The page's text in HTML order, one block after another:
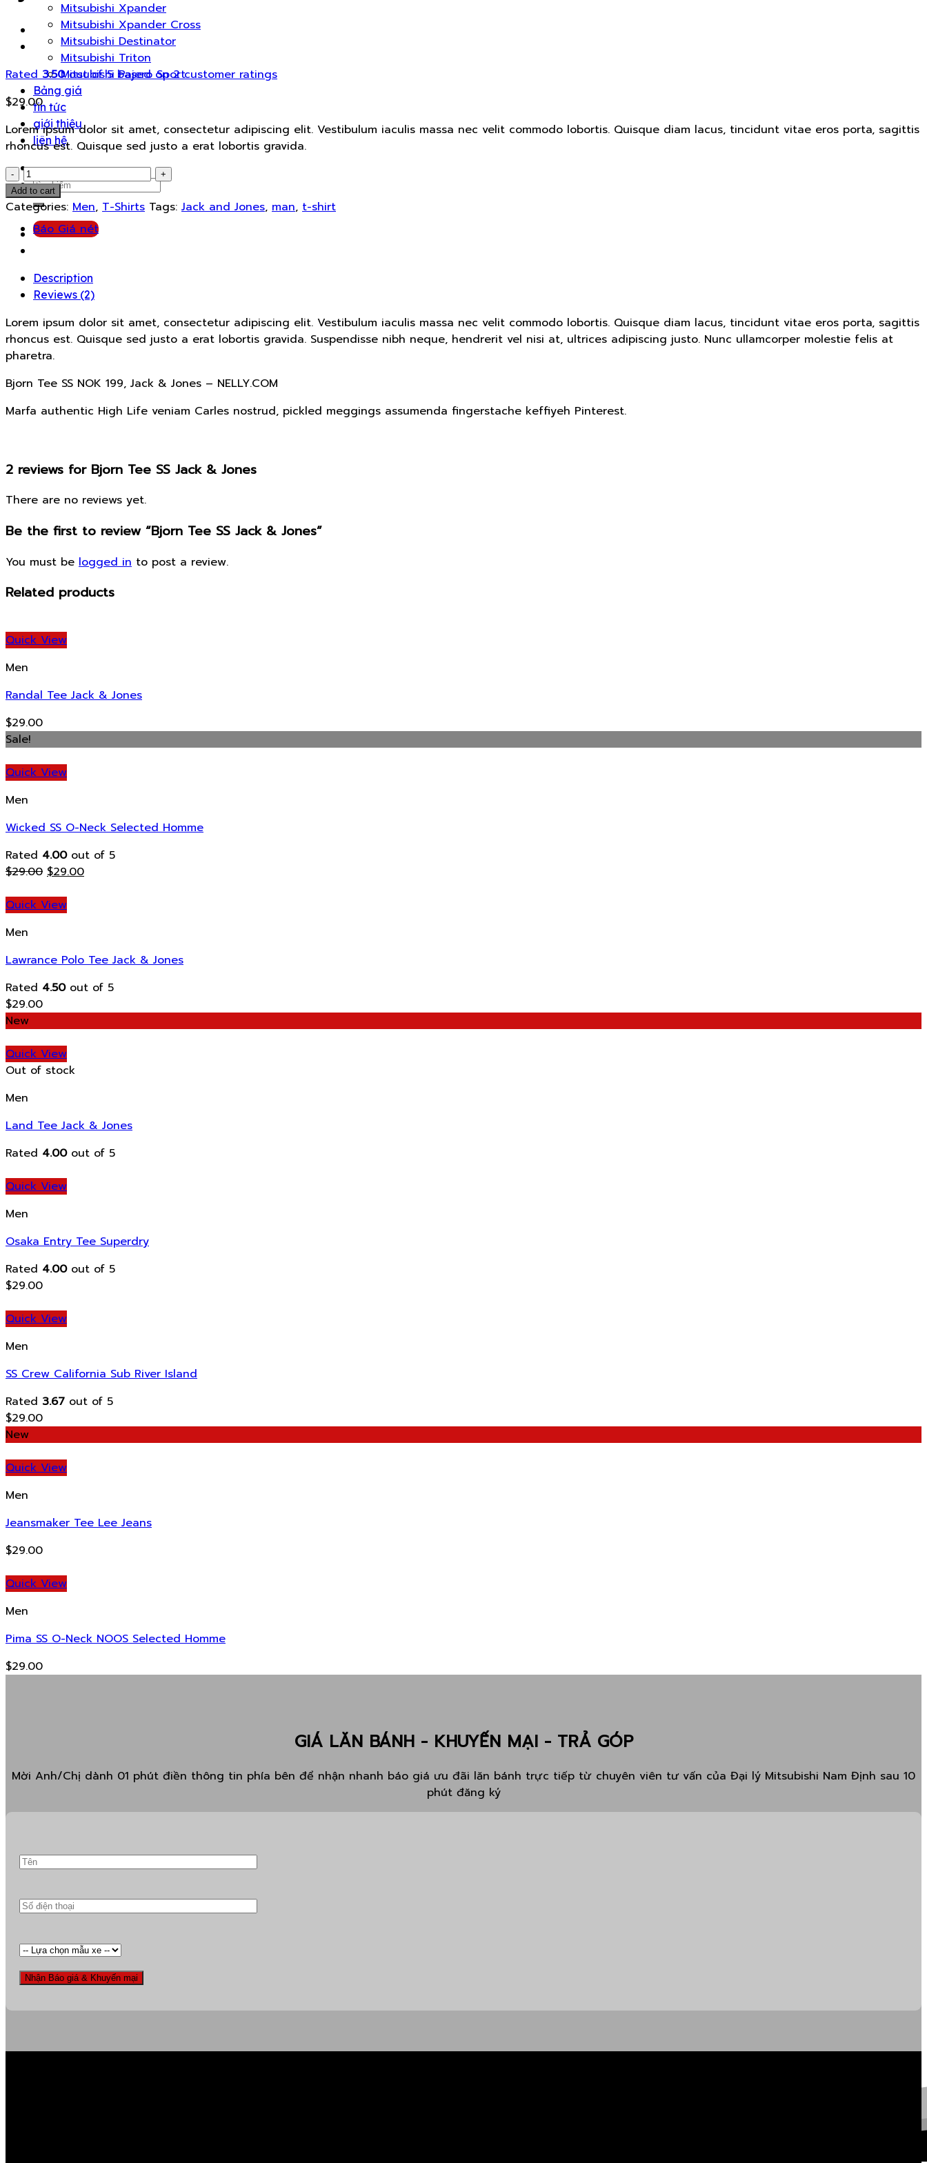
Mitsubishi Xpander
Mitsubishi Xpander Cross
Mitsubishi Destinator
Mitsubishi Triton
Mitsubishi Pajero Sport
Bảng giá
tin tức
giới thiệu
liên hệ
Search
for:
Báo Giá nét
Rated3.50out of 5 based on2customer ratings
$29.00
Lorem ipsum dolor sit amet, consectetur adipiscing elit. Vestibulum iaculis massa nec velit commodo lobortis. Quisque diam lacus, tincidunt vitae eros porta, sagittis
rhoncus est. Quisque sed justo a erat lobortis gravida.
Bjorn
Tee
SS
Jack
&
Jones
quantity
Add to cart
Categories: Men, T-Shirts Tags: Jack and Jones, man, t-shirt
Description
Reviews (2)
Lorem ipsum dolor sit amet, consectetur adipiscing elit. Vestibulum iaculis massa nec velit commodo lobortis. Quisque diam lacus, tincidunt vitae eros porta, sagittis
rhoncus est. Quisque sed justo a erat lobortis gravida. Suspendisse nibh neque, hendrerit vel nisi at, ultrices adipiscing justo. Nunc ullamcorper molestie felis at
pharetra.
Bjorn Tee SS NOK 199, Jack & Jones – NELLY.COM
Marfa authentic High Life veniam Carles nostrud, pickled meggings assumenda fingerstache keffiyeh Pinterest.
2 reviews for Bjorn Tee SS Jack & Jones
There are no reviews yet.
Be the first to review “Bjorn Tee SS Jack & Jones”
You must be logged in to post a review.
Related products
Quick View
Men
Randal Tee Jack & Jones
$29.00
Sale!
Quick View
Men
Wicked SS O-Neck Selected Homme
Rated 4.00out of 5
$29.00 $29.00
Quick View
Men
Lawrance Polo Tee Jack & Jones
Rated 4.50out of 5
$29.00
New
Quick View
Out of stock
Men
Land Tee Jack & Jones
Rated 4.00out of 5
Quick View
Men
Osaka Entry Tee Superdry
Rated 4.00out of 5
$29.00
Quick View
Men
SS Crew California Sub River Island
Rated 3.67 out of 5
$29.00
New
Quick View
Men
Jeansmaker Tee Lee Jeans
$29.00
Quick View
Men
Pima SS O-Neck NOOS Selected Homme
$29.00
GIÁ LĂN BÁNH - KHUYẾN MẠI - TRẢ GÓP
Mời Anh/Chị dành 01 phút điền thông tin phía bên để nhận nhanh báo giá ưu đãi lăn bánh trực tiếp từ chuyên viên tư vấn của Đại lý Mitsubishi Nam Định sau 10
phút đăng ký